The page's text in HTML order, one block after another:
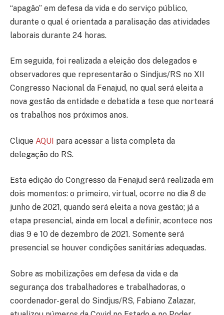
“apagão” em defesa da vida e do serviço público,
durante o qual é orientada a paralisação das atividades
laborais durante 24 horas.
Em seguida, foi realizada a eleição dos delegados e
observadores que representarão o Sindjus/RS no XII
Congresso Nacional da Fenajud, no qual será eleita a
nova gestão da entidade e debatida a tese que norteará
os trabalhos nos próximos anos.
Clique AQUI para acessar a lista completa da
delegação do RS.
Esta edição do Congresso da Fenajud será realizada em
dois momentos: o primeiro, virtual, ocorre no dia 8 de
junho de 2021, quando será eleita a nova gestão; já a
etapa presencial, ainda em local a definir, acontece nos
dias 9 e 10 de dezembro de 2021. Somente será
presencial se houver condições sanitárias adequadas.
Sobre as mobilizações em defesa da vida e da
segurança dos trabalhadores e trabalhadoras, o
coordenador-geral do Sindjus/RS, Fabiano Zalazar,